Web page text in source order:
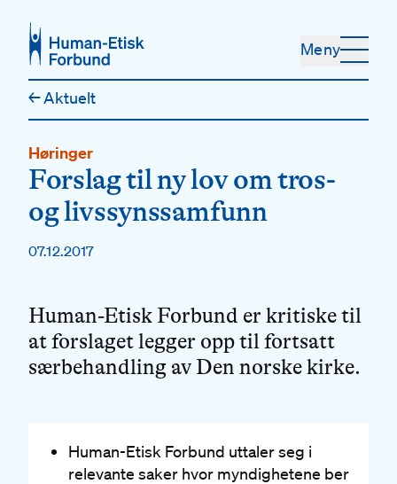
Meny
←Aktuelt
Høringer
Forslag til ny lov om tros-
og livssynssamfunn
07.12.2017
Human-Etisk Forbund er kritiske til
at forslaget legger opp til fortsatt
særbehandling av Den norske kirke.
Human-Etisk Forbund uttaler seg i
relevante saker hvor myndighetene ber